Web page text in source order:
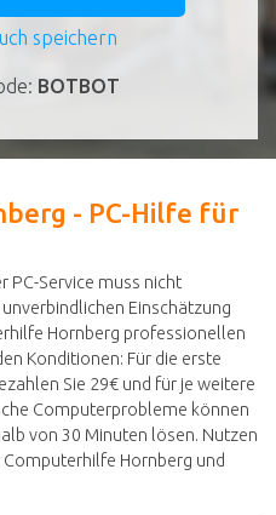
speichern
BOTBOT
- PC-Hilfe für
PC-Service muss nicht
Einschätzung
Hornberg professionellen
Konditionen: Für die erste
Sie 29€ und für je weitere
Computerprobleme können
von 30 Minuten lösen. Nutzen
Computerhilfe Hornberg und